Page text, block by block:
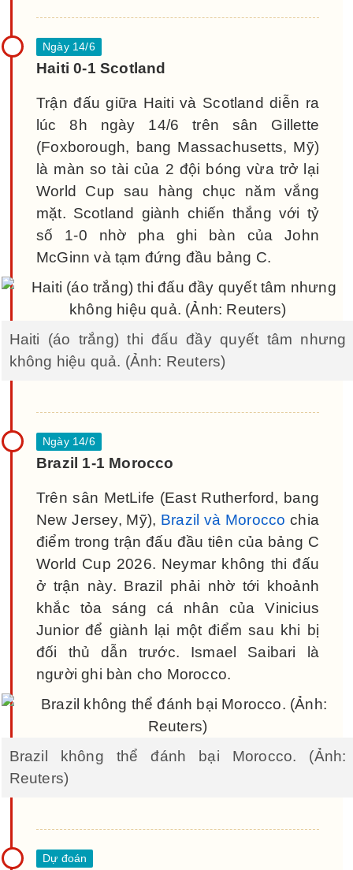
Haiti 0-1 Scotland
Trận đấu giữa Haiti và Scotland diễn ra
lúc 8h ngày 14/6 trên sân Gillette
(Foxborough, bang Massachusetts, Mỹ)
là màn so tài của 2 đội bóng vừa trở lại
World Cup sau hàng chục năm vắng
mặt. Scotland giành chiến thắng với tỷ
số 1-0 nhờ pha ghi bàn của John
McGinn và tạm đứng đầu bảng C.
Haiti (áo trắng) thi đấu đầy quyết tâm nhưng
không hiệu quả. (Ảnh: Reuters)
Brazil 1-1 Morocco
Trên sân MetLife (East Rutherford, bang
New Jersey, Mỹ), Brazil và Morocco chia
điểm trong trận đấu đầu tiên của bảng C
World Cup 2026. Neymar không thi đấu
ở trận này. Brazil phải nhờ tới khoảnh
khắc tỏa sáng cá nhân của Vinicius
Junior để giành lại một điểm sau khi bị
đối thủ dẫn trước. Ismael Saibari là
người ghi bàn cho Morocco.
Brazil không thể đánh bại Morocco. (Ảnh:
Reuters)